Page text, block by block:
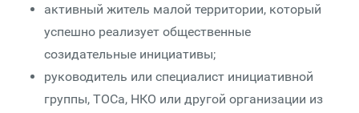
активный житель малой территории, который
успешно реализует общественные
созидательные инициативы;
руководитель или специалист инициативной
группы, ТОСа, НКО или другой организации из